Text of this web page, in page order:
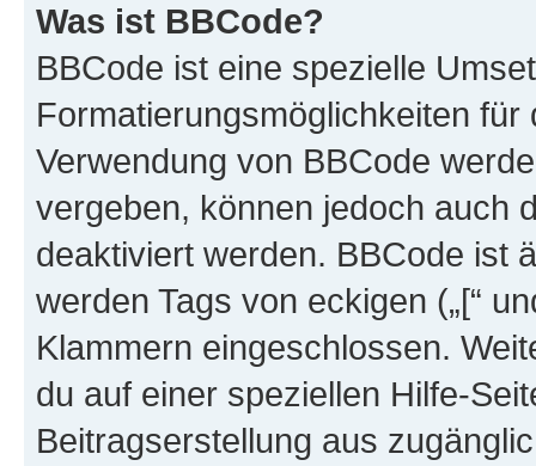
Was ist BBCode?
BBCode ist eine spezielle
Formatierungsmöglichkeiten
Verwendung von BBCode
vergeben, können jedoch auch
deaktiviert werden. BBCode ist
werden Tags von eckigen („[“
Klammern eingeschlossen.
du auf einer speziellen Hilfe-
Beitragserstellung aus